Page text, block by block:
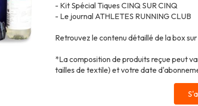
- Kit Spécial Tiques CINQ SUR CINQ
- Le journal ATHLETES RUNNING CLUB
Retrouvez le contenu détaillé de la box sur
*La composition de produits reçue peut
tailles de textile) et votre date